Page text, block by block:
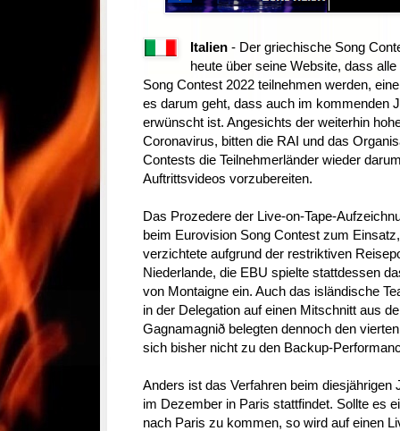
Italien- Der griechische Song
heute über seine Website, dass
Song Contest 2022 teilnehmen werden,
es darum geht, dass auch im kommenden
erwünscht ist. Angesichts der weiterhin
Coronavirus, bitten die RAI und das
Contests die Teilnehmerländer wieder
Auftrittsvideos vorzubereiten.
Das Prozedere der Live-on-Tape-
beim Eurovision Song Contest zum
verzichtete aufgrund der restriktiven
Niederlande, die EBU spielte stattdessen
von Montaigne ein. Auch das isländische
in der Delegation auf einen Mitschnitt aus
Gagnamagnið belegten dennoch den
sich bisher nicht zu den Backup-
Anders ist das Verfahren beim
im Dezember in Paris stattfindet. Sollte es
nach Paris zu kommen, so wird auf einen